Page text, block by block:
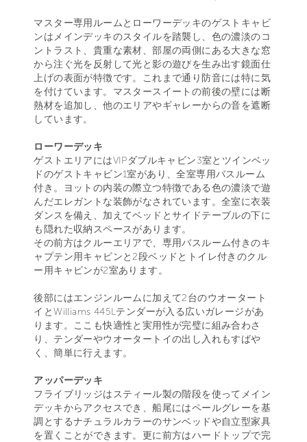
マスター専用ルームとローワーデッキのゲストキャビ
ンはメインデッキのスタイルを踏襲し、色の濃淡のコ
ントラスト、貴重な素材、部屋の両側にある大きな窓
から注ぐ光を反射して光と影の遊びを生み出す鏡面仕
上げの表面が特徴です。これまで通り防音には特に気
を付けています。マスタースイートの前後の壁には断
熱材を追加し、他のエリアやギャレーからの音を遮断
しています。
ローワーデッキ
ゲストエリアにはVIPダブルキャビン3室とツインベッ
ドのゲストキャビン1室があり、全室専用バスルーム
付き。ヨットの内装の際立つ特徴である色の濃淡で遊
んだエレガントな装飾がなされています。全室に衣装
ダンスを備え、加えてベッドとサイドテーブルの下に
も隠れた収納スペースがあります。
その前方はクルーエリアで、専用バスルーム付きのキ
ャプテン用キャビンと2段ベッドとトイレ付きのクル
ー用キャビンが2室あります。
後部にはエンジンルームに加えて2台のウオータート
イとWilliams 445Lテンダーが入る広いガレージがあ
ります。ここも快適性と実用性が完璧に組み合わさ
り、テンダーやウオータートイの出し入れもすばや
く、簡単に行えます。
アッパーデッキ
フライブリッジはスティール製の階段を使ってメイン
デッキからアクセスでき、船尾にはペールグレーを基
調とするナチュラルカラーのサンベッドや自立型家具
を置くことができます。更に前方はハードトップで完